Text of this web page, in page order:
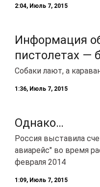
2:04, Июль 7, 2015
Информация
пистолетах —
Собаки лают, а
1:36, Июль 7, 2015
Однако…
Россия выставила
авиарейс" во время
февраля 2014
1:09, Июль 7, 2015